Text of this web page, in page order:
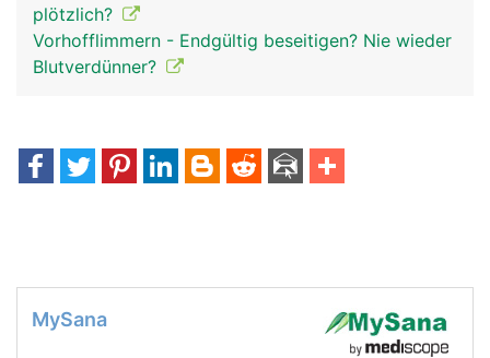
plötzlich?
Vorhofflimmern - Endgültig beseitigen? Nie wieder
Blutverdünner?
MySana